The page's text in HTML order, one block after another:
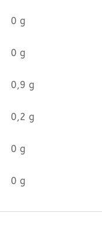
0 g
0 g
0,9 g
0,2 g
0 g
0 g